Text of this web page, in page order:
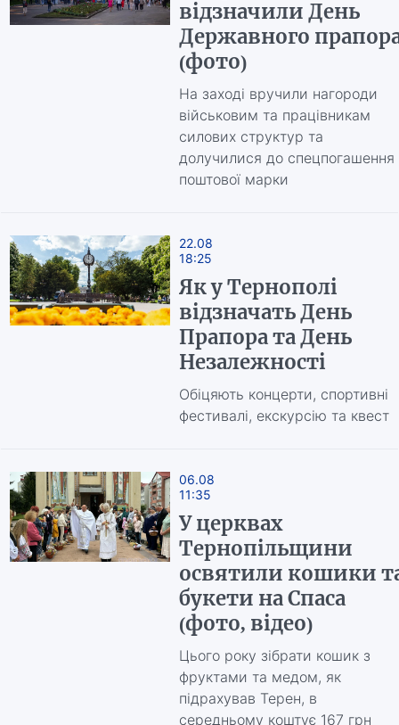
відзначили День
Державного
(фото)
На заході вручили нагороди
військовим та працівникам
силових структур та
долучилися до спецпогашення
поштової марки
22.08
18:25
Як у Тернополі
відзначать День
Прапора та День
Незалежності
Обіцяють концерти, спортивні
фестивалі, екскурсію та квест
06.08
11:35
У церквах
Тернопільщини
освятили кошики
букети на Спаса
(фото, відео)
Цього року зібрати кошик з
фруктами та медом, як
підрахував Терен, в
середньому коштує 167 грн